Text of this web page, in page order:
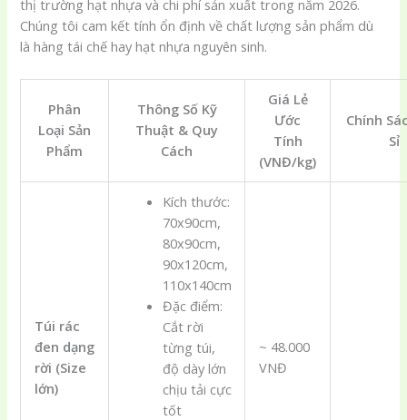
thị trường hạt nhựa và chi phí sản xuất trong năm 2026.
Chúng tôi cam kết tính ổn định về chất lượng sản phẩm dù
là hàng tái chế hay hạt nhựa nguyên sinh.
Phân
Loại Sản
Phẩm
Thông Số Kỹ
Thuật & Quy
Cách
Giá Lẻ
Ước
Tính
(VNĐ/kg)
Chính
Sỉ
Túi rác
đen dạng
rời (Size
lớn)
Kích thước:
70x90cm,
80x90cm,
90x120cm,
110x140cm
Đặc điểm:
Cắt rời
từng túi,
độ dày lớn
chịu tải cực
tốt
~ 48.000
VNĐ